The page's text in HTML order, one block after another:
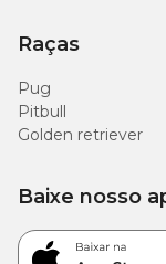
Raças
Pug
Pitbull
Golden retriever
Baixe nosso